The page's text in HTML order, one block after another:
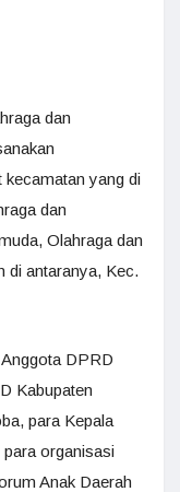
dan
kecamatan yang di
dan
Olahraga dan
di antaranya, Kec.
DPRD
Kabupaten
para Kepala
organisasi
Anak Daerah